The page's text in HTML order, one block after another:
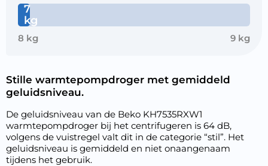
7
kg
8 kg 9 kg
Stille warmtepompdroger met gemiddeld
geluidsniveau.
De geluidsniveau van de Beko KH7535RXW1
warmtepompdroger bij het centrifugeren is 64 dB,
volgens de vuistregel valt dit in de categorie “stil”. Het
geluidsniveau is gemiddeld en niet onaangenaam
tijdens het gebruik.